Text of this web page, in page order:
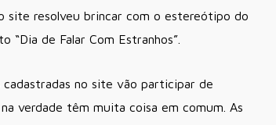
site resolveu brincar com o estereótipo do
de Falar Com Estranhos”.
cadastradas no site vão participar de
verdade têm muita coisa em comum. As